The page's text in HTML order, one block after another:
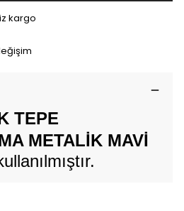
kargo
TEPE
METALİK MAVİ